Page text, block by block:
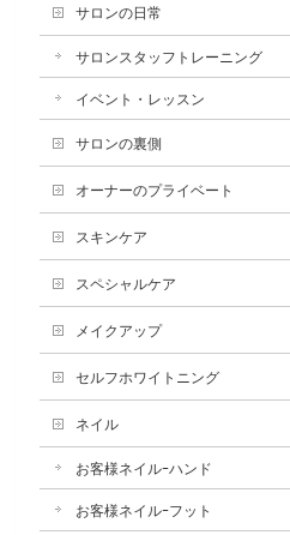
サロンの日常
サロンスタッフトレーニング
イベント・レッスン
サロンの裏側
オーナーのプライベート
スキンケア
スペシャルケア
メイクアップ
セルフホワイトニング
ネイル
お客様ネイルｰハンド
お客様ネイルｰフット